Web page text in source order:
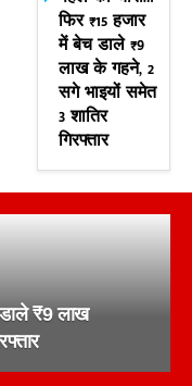
फिर ₹15 हजार
में बेच डाले ₹9
लाख के गहने, 2
सगे भाइयों समेत
3 शातिर
गिरफ्तार
₹9 लाख